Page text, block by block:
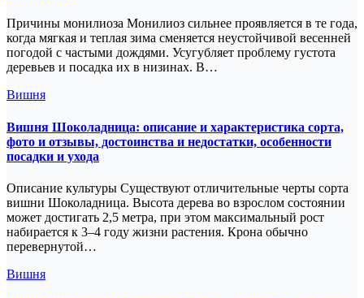
Причины монилиоза Монилиоз сильнее проявляется в те года,
когда мягкая и теплая зима сменяется неустойчивой весенней
погодой с частыми дождями. Усугубляет проблему густота
деревьев и посадка их в низинах. В…
Вишня
Вишня Шоколадница: описание и характеристика сорта,
фото и отзывы, достоинства и недостатки, особенности
посадки и ухода
Описание культуры Существуют отличительные черты сорта
вишни Шоколадница. Высота дерева во взрослом состоянии
может достигать 2,5 метра, при этом максимальный рост
набирается к 3‒4 году жизни растения. Крона обычно
перевернутой…
Вишня